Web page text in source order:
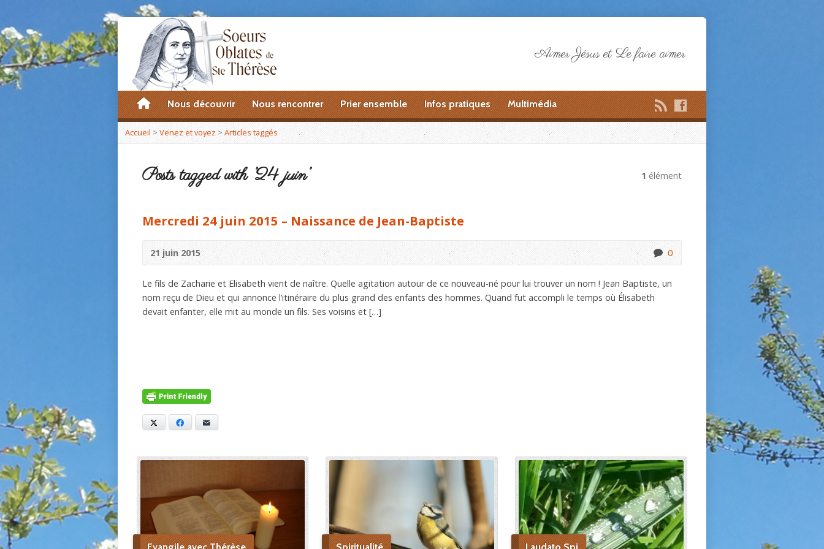
Aimer Jésus et Le faire aimer
accueilNous découvrir Nous rencontrer Prier ensemble Infos pratiques Multimédia
Accueil>Venez et voyez > Articles taggés
Posts tagged with ’24 juin’ 1 élément
Mercredi 24 juin 2015 – Naissance de Jean-Baptiste
21 juin 2015 0
Le fils de Zacharie et Elisabeth vient de naître. Quelle agitation autour de ce nouveau-né pour lui trouver un nom ! Jean Baptiste, un
nom reçu de Dieu et qui annonce l’itinéraire du plus grand des enfants des hommes. Quand fut accompli le temps où Élisabeth
devait enfanter, elle mit au monde un fils. Ses voisins et […]
Facebook
Evangile avec Thérèse Spiritualité Laudato Spi